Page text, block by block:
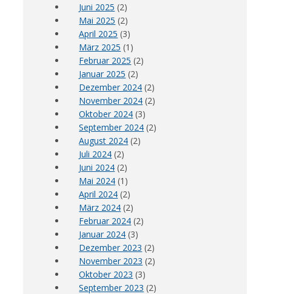
Juni 2025 (2)
Mai 2025 (2)
April 2025 (3)
März 2025 (1)
Februar 2025 (2)
Januar 2025 (2)
Dezember 2024 (2)
November 2024 (2)
Oktober 2024 (3)
September 2024 (2)
August 2024 (2)
Juli 2024 (2)
Juni 2024 (2)
Mai 2024 (1)
April 2024 (2)
März 2024 (2)
Februar 2024 (2)
Januar 2024 (3)
Dezember 2023 (2)
November 2023 (2)
Oktober 2023 (3)
September 2023 (2)